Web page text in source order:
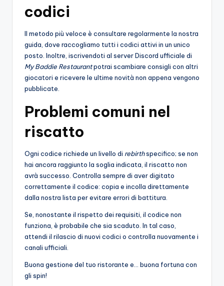
codici
Il metodo più veloce è consultare regolarmente la nostra
guida, dove raccogliamo tutti i codici attivi in un unico
posto. Inoltre, iscrivendoti al server Discord ufficiale di
My Baddie Restaurantpotrai scambiare consigli con altri
giocatori e ricevere le ultime novità non appena vengono
pubblicate.
Problemi comuni nel
riscatto
Ogni codice richiede un livello di rebirthspecifico; se non
hai ancora raggiunto la soglia indicata, il riscatto non
avrà successo. Controlla sempre di aver digitato
correttamente il codice: copia e incolla direttamente
dalla nostra lista per evitare errori di battitura.
Se, nonostante il rispetto dei requisiti, il codice non
funziona, è probabile che sia scaduto. In tal caso,
attendi il rilascio di nuovi codici o controlla nuovamente i
canali ufficiali.
Buona gestione del tuo ristorante e… buona fortuna con
gli spin!